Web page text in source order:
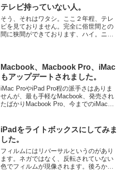
スケープ（横画面）をコロコロ変えて
た...
テレビ持っていない人。
そう、それはワタシ。ここ２年程、テレ
ビを見ておりません。完全に俗世間との
間に狭間ができております、ハイ。ニュ
ね。もうすぐ始まるわけです...
Macbook、Macbook Pro、iMac
もアップデートされました。
iMac ProやiPad Pro程の派手さはありま
せんが、最も手軽なMacbook、発売され
たばかりMacbook Pro、今までのiMacも
ありましたが、一番良い...
iPadをライトボックスにしてみま
した。
フィルムにはリバーサルというのがあり
ます。ネガではなく、反転されていない
色でフィルムが現像されます。後ろから